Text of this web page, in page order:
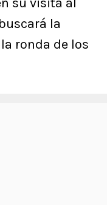
su visita al
la
ronda de los